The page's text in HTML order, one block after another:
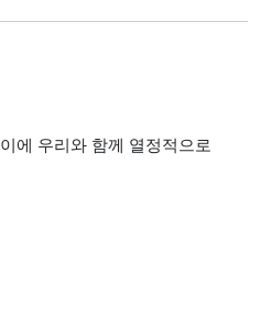
이에 우리와 함께 열정적으로